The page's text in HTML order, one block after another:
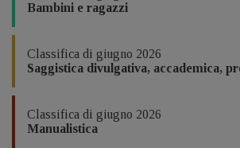
Bambini e ragazzi
Classifica di giugno 2026
Saggistica divulgativa, accademica,
Classifica di giugno 2026
Manualistica